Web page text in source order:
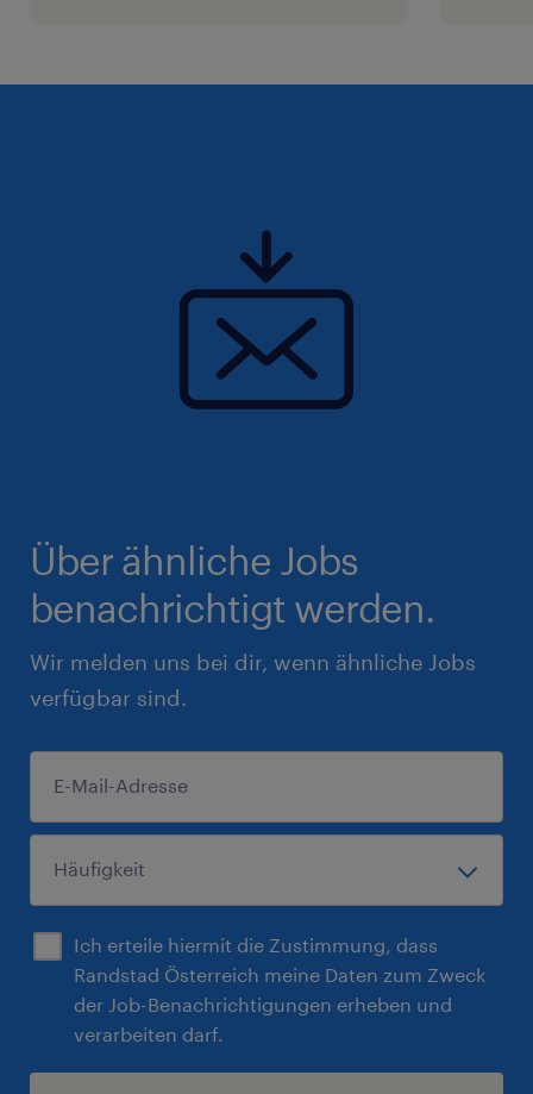
Über ähnliche Jobs
benachrichtigt werden.
Wir melden uns bei dir, wenn ähnliche Jobs
verfügbar sind.
Ich erteile hiermit die Zustimmung, dass
Randstad Österreich meine Daten zum Zweck
der Job-Benachrichtigungen erheben und
verarbeiten darf.